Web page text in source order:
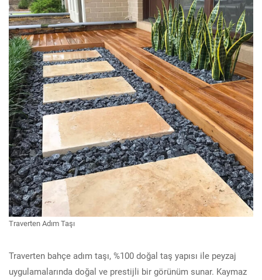
Traverten Adım Taşı
Traverten bahçe adım taşı, %100 doğal taş yapısı ile peyzaj
uygulamalarında doğal ve prestijli bir görünüm sunar. Kaymaz